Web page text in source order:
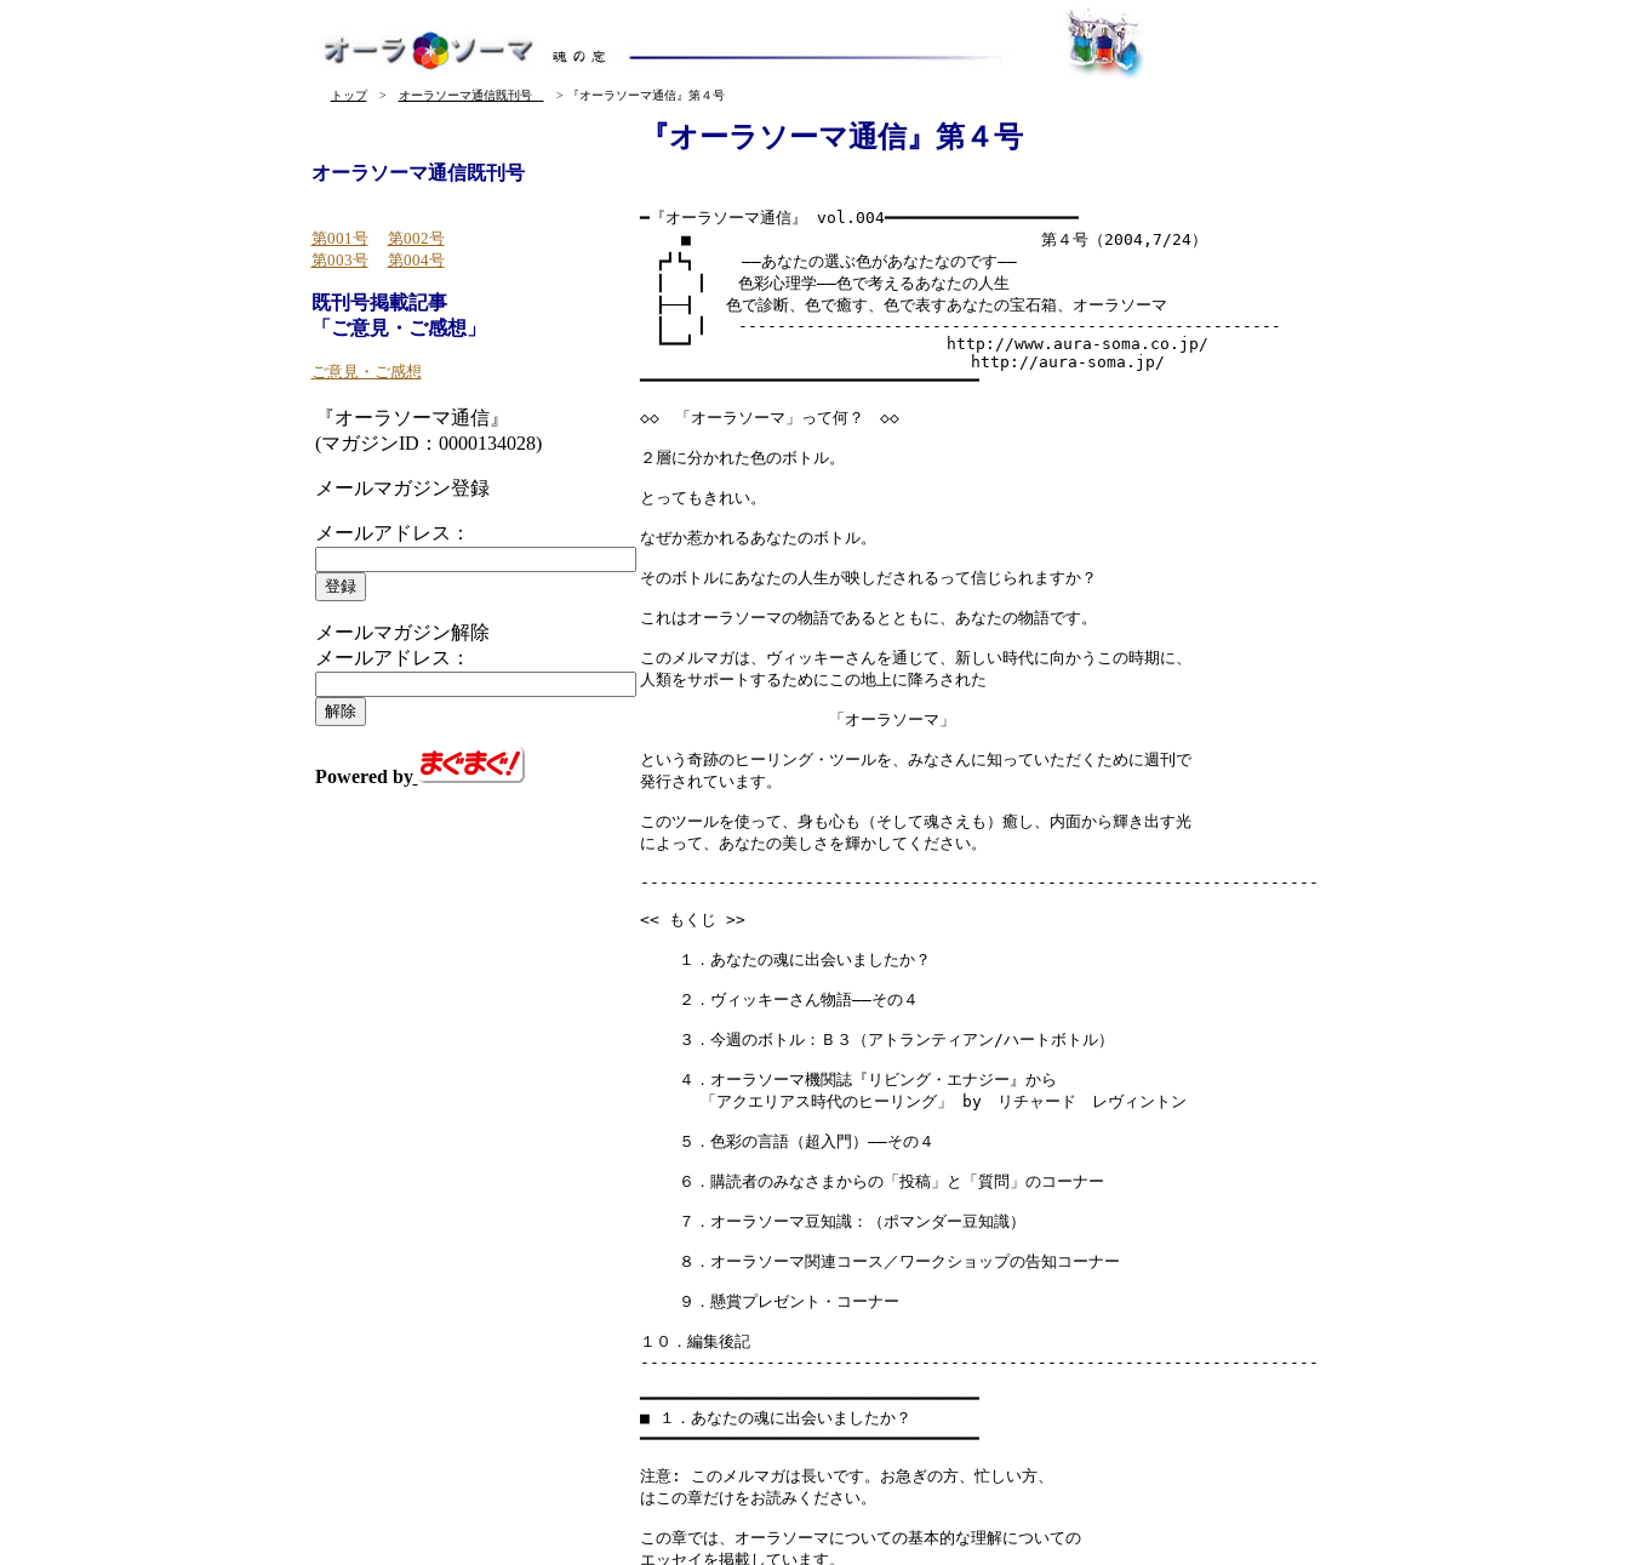
トップ> オーラソーマ通信既刊号 > 『オーラソーマ通信』第４号
オーラソーマ通信既刊号
第001号
第002号
第003号
第004号
既刊号掲載記事
「ご意見・ご感想」
ご意見・ご感想
『オーラソーマ通信』
(マガジンID：0000134028)
メールマガジン登録
メールアドレス：
メールマガジン解除
メールアドレス：
Powered by
『オーラソーマ通信』第４号